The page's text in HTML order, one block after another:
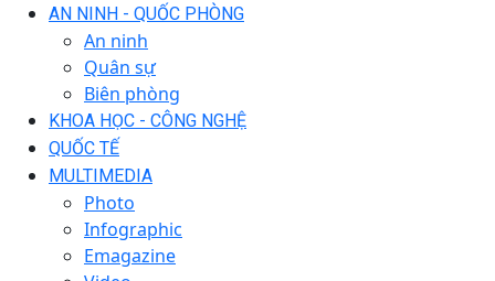
AN NINH - QUỐC PHÒNG
An ninh
Quân sự
Biên phòng
KHOA HỌC - CÔNG NGHỆ
QUỐC TẾ
MULTIMEDIA
Photo
Infographic
Emagazine